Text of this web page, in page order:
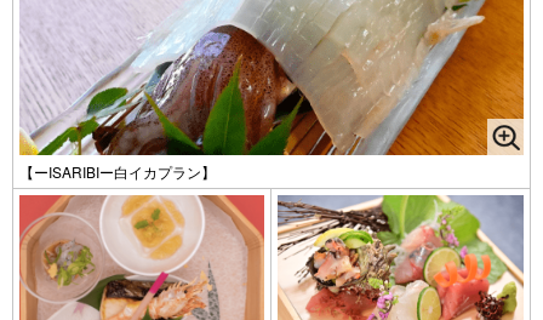
【ーISARIBIー白イカプラン】